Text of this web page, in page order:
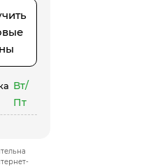
Вт/
Пт